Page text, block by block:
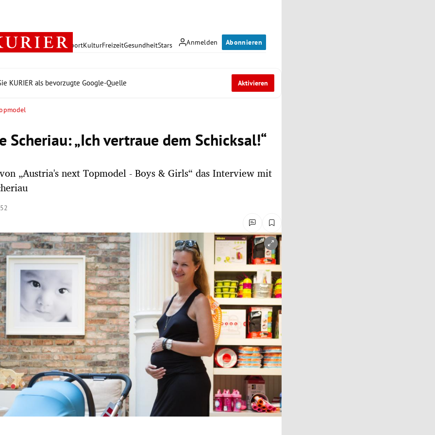
Anmelden Abonnieren
PolitikWirtschaft SportKulturFreizeitGesundheitStars
KURIER als bevorzugte Google-Quelle Aktivieren
Scheriau: „Ich vertraue dem Schicksal!“
„Austria's next Topmodel - Boys & Girls“ das Interview mit
öffnen/schließen